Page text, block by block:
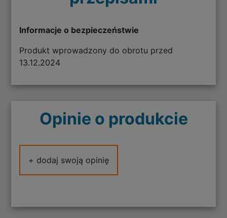
Informacje o bezpieczeństwie
Produkt wprowadzony do obrotu przed
13.12.2024
Opinie o produkcie
+ dodaj swoją opinię